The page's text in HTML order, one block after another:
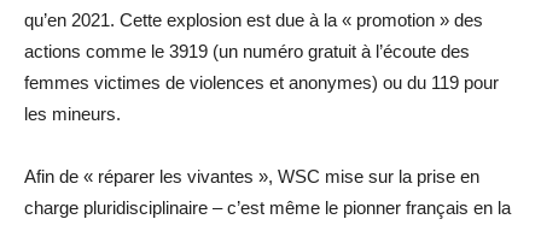
qu’en 2021. Cette explosion est due à la « promotion » des
actions comme le 3919 (un numéro gratuit à l’écoute des
femmes victimes de violences et anonymes) ou du 119 pour
les mineurs.
Afin de « réparer les vivantes », WSC mise sur la prise en
charge pluridisciplinaire – c’est même le pionner français en la